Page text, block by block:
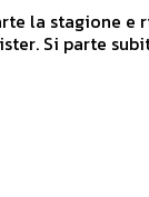
la stagione e
Si parte